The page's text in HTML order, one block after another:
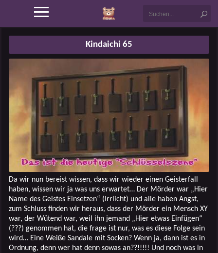
Kindaichi 65
Da wir nun bereist wissen, dass wir wieder einen Geisterfall
haben, wissen wir ja was uns erwartet… Der Mörder war „Hier
Name des Geistes Einsetzen“ (Irrlicht) und alle haben Angst,
zum Schluss finden wir heraus, dass der Mörder ein Mensch XY
war, der Wütend war, weil ihn jemand „Hier etwas Einfügen“
(???) genommen hat, die frage ist nur, was es diese Folge sein
wird… Eine Weiße Sandale mit Socken? Wenn ja, dann ist es in
Ordnung, denn wer hat denn sowas an??!!!!! Und noch was in